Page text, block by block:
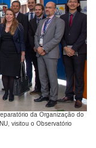
da Organização do
visitou o Observatório